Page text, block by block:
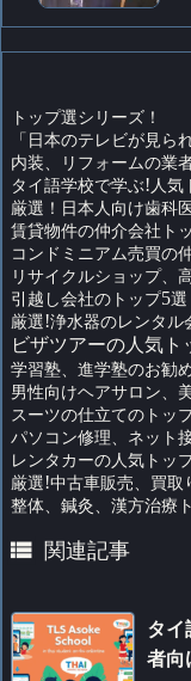
トップ選シリーズ！
「日本のテレビが見ら
内装、リフォームの業
タイ語学校で学ぶ! 人気
厳選！日本人向け歯科
賃貸物件の仲介会社ト
コンドミニアム売買の
リサイクルショップ、
引越し会社のトップ5選
厳選!浄水器のレンタル
ビザツアーの人気ト
学習塾、進学塾のお勧
男性向けヘアサロン、
スーツの仕立てのトッ
パソコン修理、ネット
レンタカーの人気トッ
厳選!中古車販売、買取
整体、鍼灸、漢方治療
 関連記事
タイ
者向